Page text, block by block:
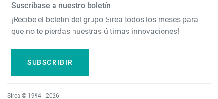
Suscríbase a nuestro boletín
¡Recibe el boletín del grupo Sirea todos los meses para
que no te pierdas nuestras últimas innovaciones!
SUBSCRIBIR
Sirea © 1994 - 2026